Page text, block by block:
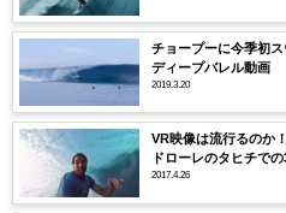
チョープーに今季初
ディープバレル動画
2019.3.20
VR映像は流行るのか
ドローレのタヒチで
2017.4.26